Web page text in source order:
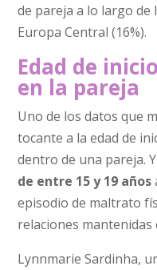
de pareja a lo largo de
Europa Central (16%).
Edad de
en la pareja
Uno de los datos que
tocante a la edad de
dentro de una pareja.
de entre 15 y 19 años
episodio de maltrato
relaciones mantenidas
Lynnmarie Sardinha,